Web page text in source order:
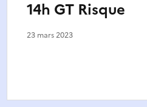
14h GT Risque
23 mars 2023